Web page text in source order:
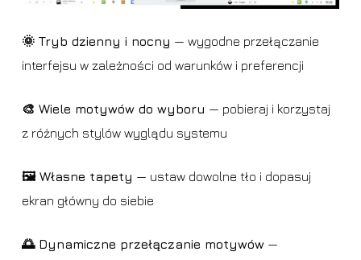
🌞 Tryb dzienny i nocny — wygodne przełączanie
interfejsu w zależności od warunków i preferencji
🎨 Wiele motywów do wyboru — pobieraj i korzystaj
z różnych stylów wyglądu systemu
🖼️ Własne tapety — ustaw dowolne tło i dopasuj
ekran główny do siebie
🌅 Dynamiczne przełączanie motywów—